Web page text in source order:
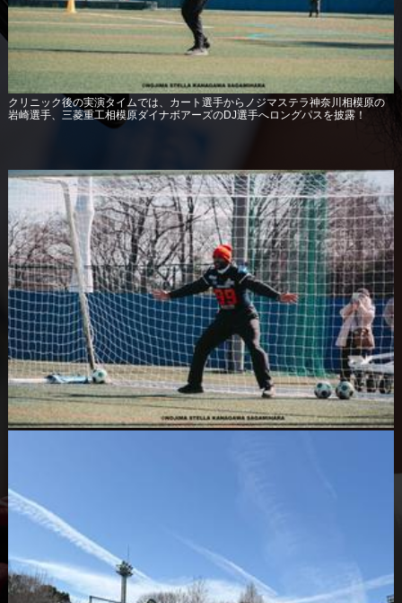
クリニック後の実演タイムでは、カート選手からノジマステラ神奈川相模原の
岩崎選手、三菱重工相模原ダイナボアーズのDJ選手へロングパスを披露！